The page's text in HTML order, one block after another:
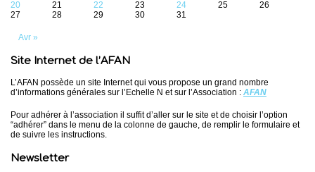
20
21 22 23 24 25
26
27
28 29 30 31
Avr »
Site Internet de l’AFAN
L’AFAN possède un site Internet qui vous propose un grand nombre
d’informations générales sur l’Echelle N et sur l’Association : AFAN
Pour adhérer à l’association il suffit d’aller sur le site et de choisir l’option
“adhérer” dans le menu de la colonne de gauche, de remplir le formulaire et
de suivre les instructions.
Newsletter